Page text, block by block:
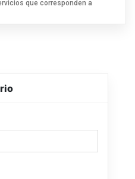
que corresponden a